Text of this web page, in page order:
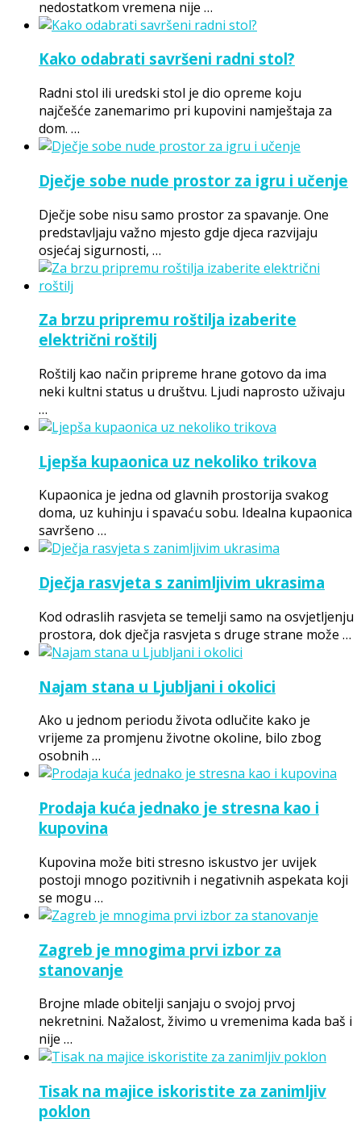
nedostatkom vremena nije …
Kako odabrati savršeni radni stol?
Radni stol ili uredski stol je dio opreme koju
najčešće zanemarimo pri kupovini namještaja za
dom. …
Dječje sobe nude prostor za igru i učenje
Dječje sobe nisu samo prostor za spavanje. One
predstavljaju važno mjesto gdje djeca razvijaju
osjećaj sigurnosti, …
Za brzu pripremu roštilja izaberite
električni roštilj
Roštilj kao način pripreme hrane gotovo da ima
neki kultni status u društvu. Ljudi naprosto uživaju
…
Ljepša kupaonica uz nekoliko trikova
Kupaonica je jedna od glavnih prostorija svakog
doma, uz kuhinju i spavaću sobu. Idealna kupaonica
savršeno …
Dječja rasvjeta s zanimljivim ukrasima
Kod odraslih rasvjeta se temelji samo na osvjetljenju
prostora, dok dječja rasvjeta s druge strane može …
Najam stana u Ljubljani i okolici
Ako u jednom periodu života odlučite kako je
vrijeme za promjenu životne okoline, bilo zbog
osobnih …
Prodaja kuća jednako je stresna kao i
kupovina
Kupovina može biti stresno iskustvo jer uvijek
postoji mnogo pozitivnih i negativnih aspekata koji
se mogu …
Zagreb je mnogima prvi izbor za
stanovanje
Brojne mlade obitelji sanjaju o svojoj prvoj
nekretnini. Nažalost, živimo u vremenima kada baš i
nije …
Tisak na majice iskoristite za zanimljiv
poklon